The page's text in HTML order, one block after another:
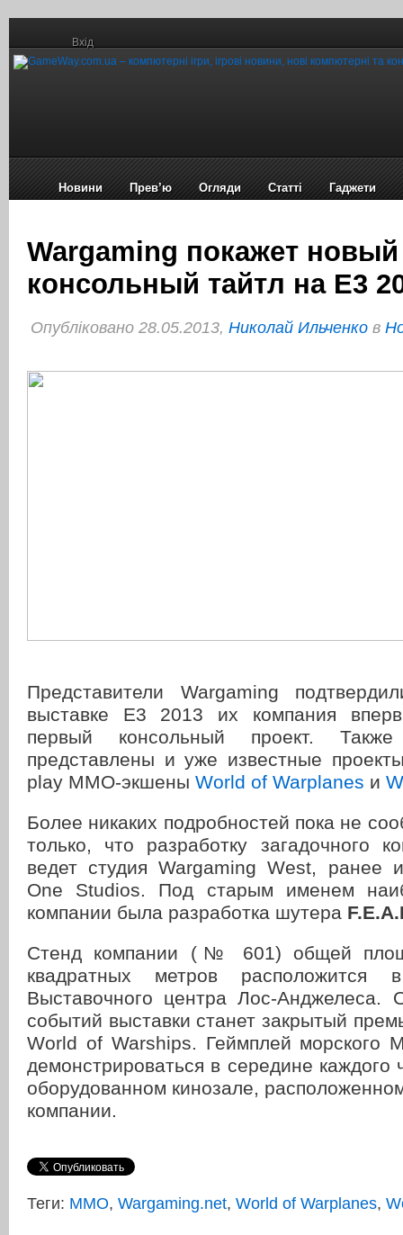
Вхід
Новини Прев’ю Огляди Статті Гаджети
Wargaming покажет новый
консольный тайтл на E3
Опубліковано 28.05.2013, Николай Ильченко в
Представители Wargaming
выставке Е3 2013 их компания
первый консольный проект.
представлены и уже известные
play ММО-экшены World of Warplanes и
Более никаких подробностей пока не
только, что разработку загадочного
ведет студия Wargaming West, ранее
One Studios. Под старым именем
компании была разработка шутера
Стенд компании (№ 601) общей
квадратных метров
Выставочного центра Лос-Анджелеса.
событий выставки станет закрытый
World of Warships. Геймплей морского
демонстрироваться в середине каждого
оборудованном кинозале,
компании.
Теги: MMO, Wargaming.net, World of Warplanes,